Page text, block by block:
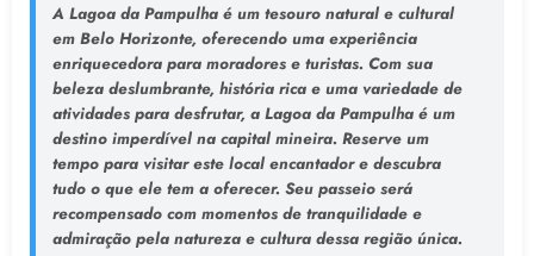
A Lagoa da Pampulha é um tesouro natural e cultural
em Belo Horizonte, oferecendo uma experiência
enriquecedora para moradores e turistas. Com sua
beleza deslumbrante, história rica e uma variedade de
atividades para desfrutar, a Lagoa da Pampulha é um
destino imperdível na capital mineira. Reserve um
tempo para visitar este local encantador e descubra
tudo o que ele tem a oferecer. Seu passeio será
recompensado com momentos de tranquilidade e
admiração pela natureza e cultura dessa região única.